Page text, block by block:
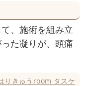
、施術を組み立
た凝りが、頭痛
りきゅうroom タスケ